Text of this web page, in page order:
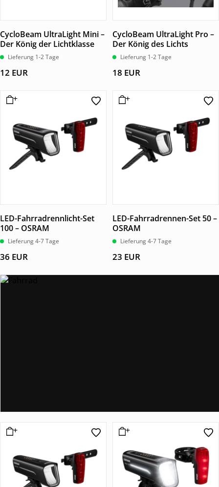
CycloBeam UltraLight Mini –
Der König der Lichtklasse
Lieferung 1-2 Tage
12 EUR
CycloBeam UltraLight Pro –
Der König des Lichts
Lieferung 1-2 Tage
18 EUR
LED-Fahrradrennlicht-Set
100 – OSRAM
Lieferung 4-7 Tage
36 EUR
LED-Fahrradrennen-Set 50 –
OSRAM
Lieferung 4-7 Tage
23 EUR